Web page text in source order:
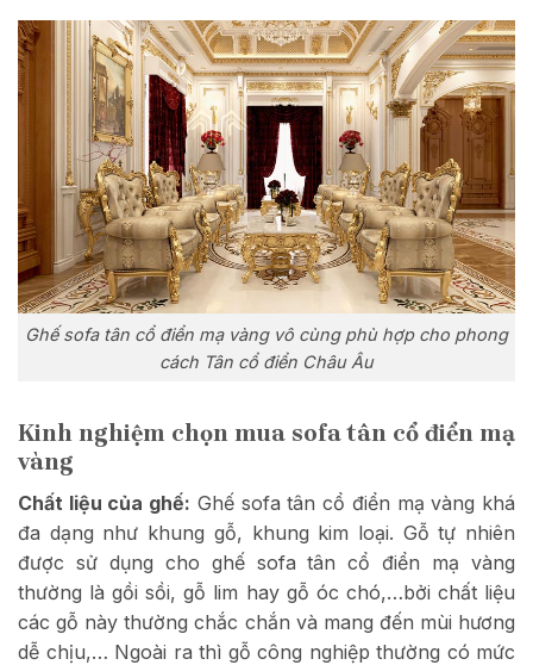
Ghế sofa tân cổ điển mạ vàng vô cùng phù hợp cho phong
cách Tân cổ điển Châu Âu
Kinh nghiệm chọn mua sofa tân cổ điển mạ
vàng
Chất liệu của ghế: Ghế sofa tân cổ điển mạ vàng khá
đa dạng như khung gỗ, khung kim loại. Gỗ tự nhiên
được sử dụng cho ghế sofa tân cổ điển mạ vàng
thường là gồi sồi, gỗ lim hay gỗ óc chó,…bởi chất liệu
các gỗ này thường chắc chắn và mang đến mùi hương
dễ chịu,… Ngoài ra thì gỗ công nghiệp thường có mức